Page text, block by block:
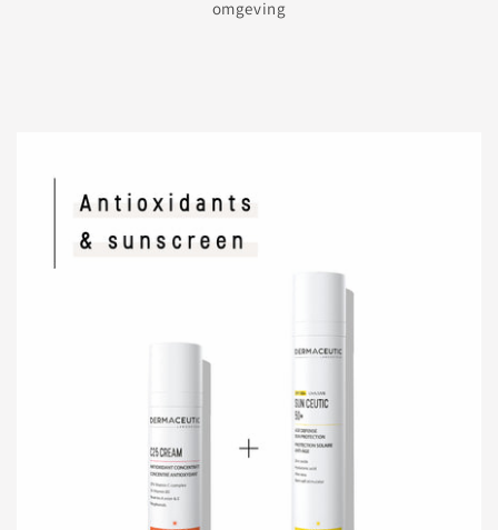
omgeving